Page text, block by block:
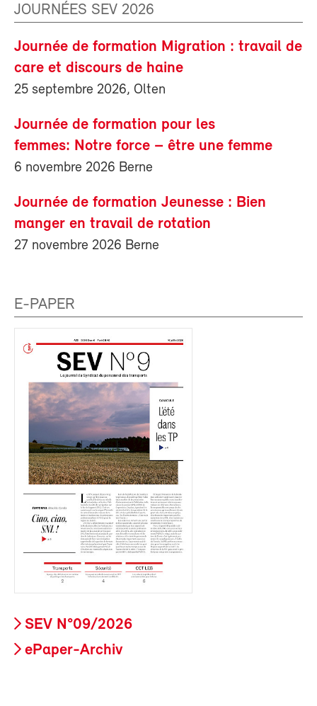
JOURNÉES SEV 2026
Journée de formation Migration : travail de
care et discours de haine
25 septembre 2026, Olten
Journée de formation pour les
femmes: Notre force – être une femme
6 novembre 2026 Berne
Journée de formation Jeunesse : Bien
manger en travail de rotation
27 novembre 2026 Berne
E-PAPER
SEV N°09/2026
ePaper-Archiv